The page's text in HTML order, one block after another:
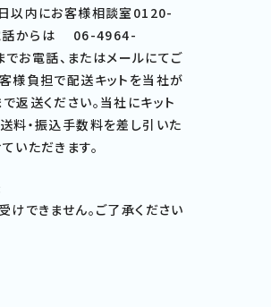
以内にお客様相談室0120-
話からは 06-4964-
でお電話、またはメールにてご
様負担で配送キットを当社が
返送ください。当社にキット
料・振込手数料を差し引いた
いただきます。
けできません。ご了承ください